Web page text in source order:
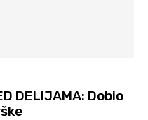
DELIJAMA: Dobio